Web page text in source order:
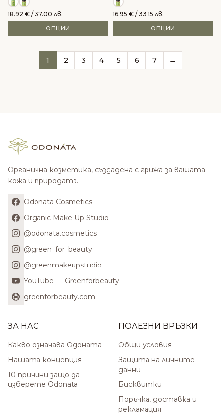
18.92 € / 37.00 лв.
ОПЦИИ
16.95 € / 33.15 лв.
ОПЦИИ
1 2 3 4 5 6 7 →
Органична козметика, създадена с грижа за вашата
кожа и природата.
Odonata Cosmetics
Organic Make-Up Studio
@odonata.cosmetics
@green_for_beauty
@greenmakeupstudio
YouTube — Greenforbeauty
greenforbeauty.com
ЗА НАС
Какво означава Одоната
Нашата концепция
10 причини защо да
изберете Odonata
ПОЛЕЗНИ ВРЪЗКИ
Общи условия
Защита на личните
данни
Бисквитки
Поръчка, доставка и
рекламация